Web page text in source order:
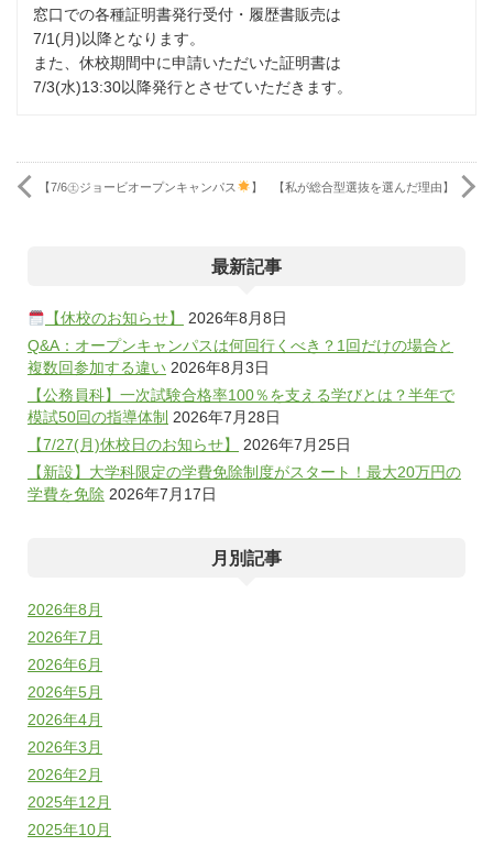
窓口での各種証明書発行受付・履歴書販売は
7/1(月)以降となります。
また、休校期間中に申請いただいた証明書は
7/3(水)13:30以降発行とさせていただきます。
【7/6㊏ジョービオープンキャンパス 】 【私が総合型選抜を選んだ理由】
最新記事
【休校のお知らせ】
2026年8月8日
Q&A：オープンキャンパスは何回行くべき？1回だけの場合と
複数回参加する違い 2026年8月3日
【公務員科】一次試験合格率100％を支える学びとは？半年で
模試50回の指導体制 2026年7月28日
【7/27(月)休校日のお知らせ】
2026年7月25日
【新設】大学科限定の学費免除制度がスタート！最大20万円の
学費を免除 2026年7月17日
月別記事
2026年8月
2026年7月
2026年6月
2026年5月
2026年4月
2026年3月
2026年2月
2025年12月
2025年10月